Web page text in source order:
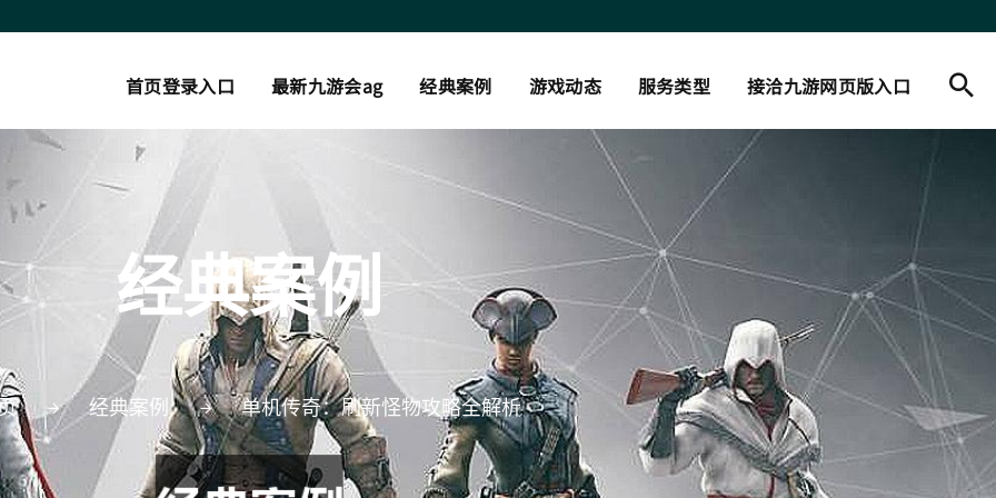
首页登录入口 最新九游会ag 经典案例 游戏动态 服务类型 接洽九游网页版入口
经典案例
经典案例 单机传奇：刷新怪物攻略全解析